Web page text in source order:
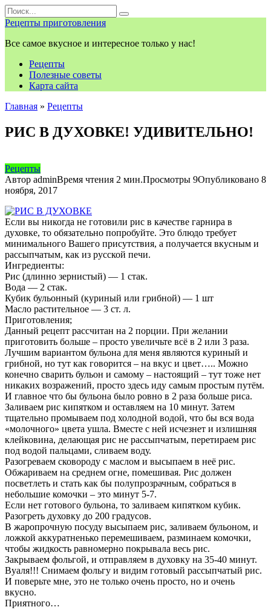
Перейти
к
контенту
Search
for:
Рецепты приготовления
Все самое вкусное и интересное только у нас!
Рецепты
Полезные советы
Карта сайта
Главная » Рецепты
РИС В ДУХОВКЕ! УДИВИТЕЛЬНО!
Рецепты
Автор adminВремя чтения 2 мин.Просмотры 9Опубликовано 8
ноября, 2017
Если вы никогда не готовили рис в качестве гарнира в
духовке, то обязательно попробуйте. Это блюдо требует
минимального Вашего присутствия, а получается вкусным и
рассыпчатым, как из русской печи.
Ингредиенты:
Рис (длинно зернистый) — 1 стак.
Вода — 2 стак.
Кубик бульонный (куриный или грибной) — 1 шт
Масло растительное — 3 ст. л.
Приготовления;
Данный рецепт рассчитан на 2 порции. При желании
приготовить больше – просто увеличьте всё в 2 или 3 раза.
Лучшим вариантом бульона для меня являются куриный и
грибной, но тут как говорится – на вкус и цвет….. Можно
конечно сварить бульон и самому – настоящий – тут тоже нет
никаких возражений, просто здесь иду самым простым путём.
И главное что бы бульона было ровно в 2 раза больше риса.
Заливаем рис кипятком и оставляем на 10 минут. Затем
тщательно промываем под холодной водой, что бы вся вода
«молочного» цвета ушла. Вместе с ней исчезнет и излишняя
клейковина, делающая рис не рассыпчатым, перетираем рис
под водой пальцами, сливаем воду.
Разогреваем сковороду с маслом и высыпаем в неё рис.
Обжариваем на среднем огне, помешивая. Рис должен
посветлеть и стать как бы полупрозрачным, собраться в
небольшие комочки – это минут 5-7.
Если нет готового бульона, то заливаем кипятком кубик.
Разогреть духовку до 200 градусов.
В жаропрочную посуду высыпаем рис, заливаем бульоном, и
ложкой аккуратненько перемешиваем, разминаем комочки,
чтобы жидкость равномерно покрывала весь рис.
Закрываем фольгой, и отправляем в духовку на 35-40 минут.
Вуаля!!! Снимаем фольгу и видим готовый рассыпчатый рис.
И поверьте мне, это не только очень просто, но и очень
вкусно.
Приятного…